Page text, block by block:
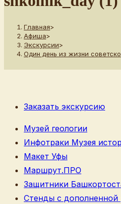
Главная>
Афиша>
Экскурсии>
Один день из жизни
Заказать экскурсию
Музей геологии
Инфотраки Музея
Макет Уфы
Маршрут.ПРО
Защитники
Стенды с дополненной